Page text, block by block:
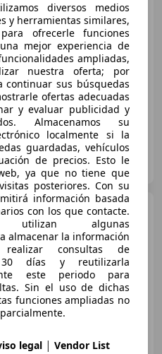
€ 12.490
Súper oferta
Gasolina 103 kW (140 CV)
Renault Kadjar 1.3 TCe
GPF Business 103kW
€ 12.490
Súper oferta
Gasolina
diversos medios
y herramientas similares,
ofrecerle funciones
mejor experiencia de
ampliadas,
nuestra oferta; por
continuar sus búsquedas
ofertas adecuadas
y evaluar publicidad y
Almacenamos su
localmente si la
guardadas, vehículos
de precios. Esto le
ya que no tiene que
posteriores. Con su
información basada
con los que contacte.
utilizan algunas
almacenar la información
consultas de
30 días y reutilizarla
este periodo para
Sin el uso de dichas
funciones ampliadas no
legal | Vendor List